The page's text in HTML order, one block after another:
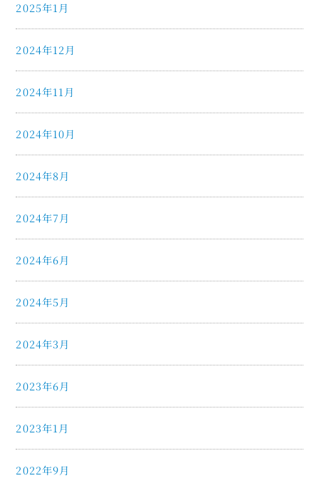
2025年1月
2024年12月
2024年11月
2024年10月
2024年8月
2024年7月
2024年6月
2024年5月
2024年3月
2023年6月
2023年1月
2022年9月